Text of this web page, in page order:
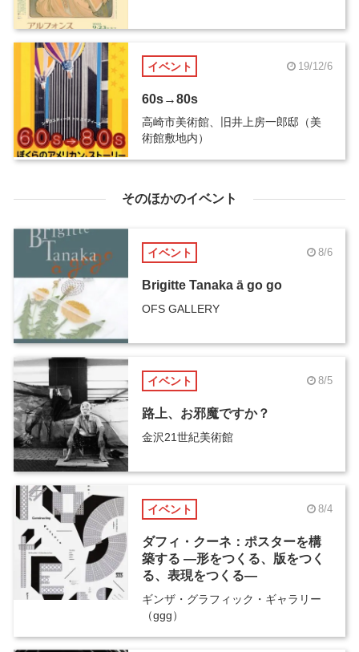
イベント 19/12/6
60s→80s
高崎市美術館、旧井上房一郎邸（美
術館敷地内）
そのほかのイベント
イベント 8/6
Brigitte Tanaka ā go go
OFS GALLERY
イベント 8/5
路上、お邪魔ですか？
金沢21世紀美術館
イベント 8/4
ダフィ・クーネ：ポスターを構
築する ―形をつくる、版をつく
る、表現をつくる―
ギンザ・グラフィック・ギャラリー
（ggg）